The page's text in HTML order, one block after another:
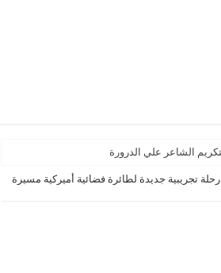
رحلة تجريبية جديدة لطائرة فضائية أميركية مسيرة